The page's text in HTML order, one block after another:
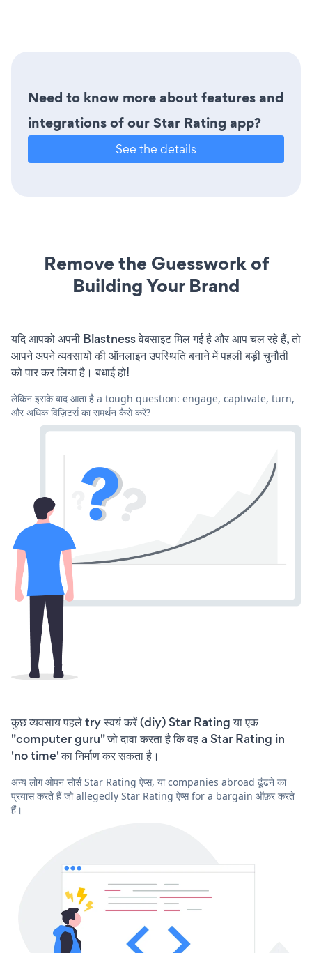
Need to know more about features and
integrations of our Star Rating app?
See the details
Remove the Guesswork of
Building Your Brand
यदि आपको अपनी Blastness वेबसाइट मिल गई है और आप चल रहे हैं, तो
आपने अपने व्यवसायों की ऑनलाइन उपस्थिति बनाने में पहली बड़ी चुनौती
को पार कर लिया है। बधाई हो!
लेकिन इसके बाद आता है a tough question: engage, captivate, turn,
और अधिक विज़िटर्स का समर्थन कैसे करें?
कुछ व्यवसाय पहले try स्वयं करें (diy) Star Rating या एक
"computer guru" जो दावा करता है कि वह a Star Rating in
'no time' का निर्माण कर सकता है।
अन्य लोग ओपन सोर्स Star Rating ऐप्स, या companies abroad ढूंढने का
प्रयास करते हैं जो allegedly Star Rating ऐप्स for a bargain ऑफ़र करते
हैं।